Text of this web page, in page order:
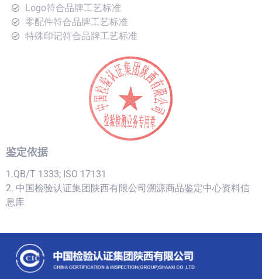
Logo符合品牌工艺标准
零配件符合品牌工艺标准
特殊印记符合品牌工艺标准
鉴定依据
1.QB/T 1333; ISO 17131
2. 中国检验认证集团陕西有限公司溯源商品鉴定中心资料信
息库